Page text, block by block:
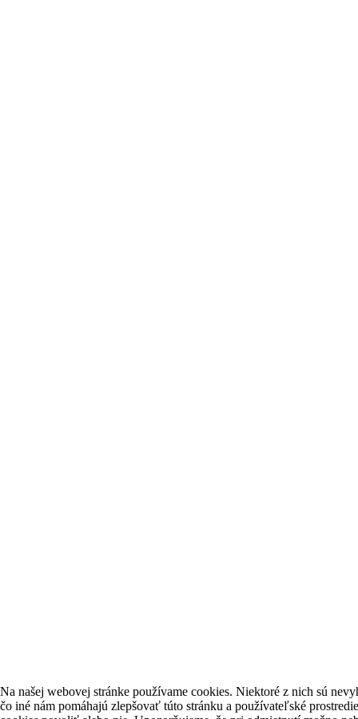
Na našej webovej stránke používame cookies. Niektoré z nich sú
čo iné nám pomáhajú zlepšovať túto stránku a používateľské